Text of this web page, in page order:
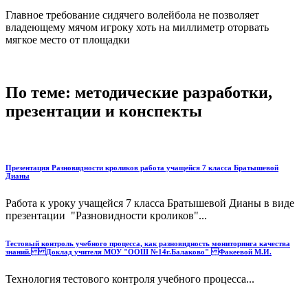
Главное требование сидячего волейбола не позволяет
владеющему мячом игроку хоть на миллиметр оторвать
мягкое место от площадки
По теме: методические разработки,
презентации и конспекты
Презентация Разновидности кроликов работа учащейся 7 класса Братышевой
Дианы
Работа к уроку учащейся 7 класса Братышевой Дианы в виде
презентации "Разновидности кроликов"...
Тестовый контроль учебного процесса, как разновидность мониторинга качества
знаний. Доклад учителя МОУ "ООШ №14г.Балаково" Факеевой М.И.
Технология тестового контроля учебного процесса...